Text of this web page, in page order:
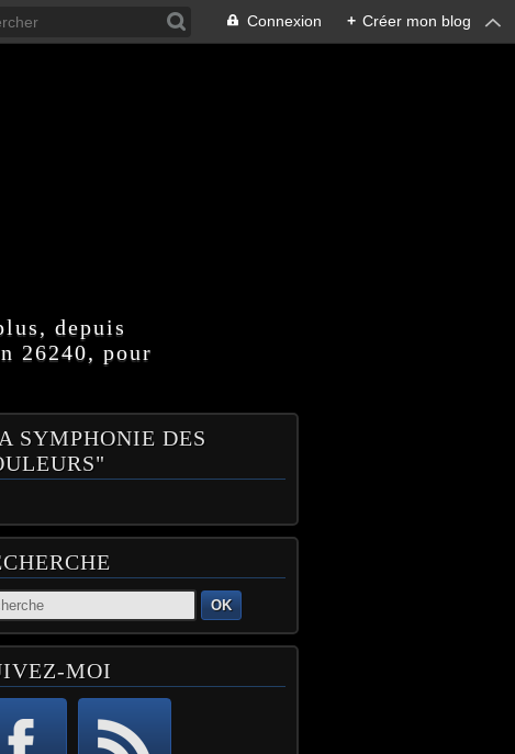
Connexion + Créer mon blog
depuis
26240, pour
SYMPHONIE DES
OK
MOI